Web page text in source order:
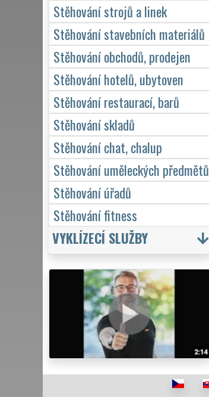
Stěhování strojů a linek
Stěhování stavebních materiálů
Stěhování obchodů, prodejen
Stěhování hotelů, ubytoven
Stěhování restaurací, barů
Stěhování skladů
Stěhování chat, chalup
Stěhování uměleckých předmětů
Stěhování úřadů
Stěhování fitness
VYKLÍZECÍ SLUŽBY